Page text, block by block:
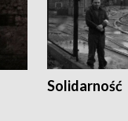
Solidarność